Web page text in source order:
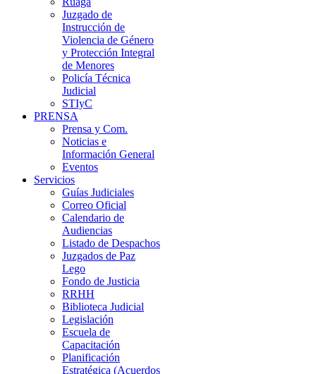
Juzgado de
Instrucción de
Violencia de Género
y Protección Integral
de Menores
Policía Técnica
Judicial
STIyC
PRENSA
Prensa y Com.
Noticias e
Información General
Eventos
Servicios
Guías Judiciales
Correo Oficial
Calendario de
Audiencias
Listado de Despachos
Juzgados de Paz
Lego
Fondo de Justicia
RRHH
Biblioteca Judicial
Legislación
Escuela de
Capacitación
Planificación
Estratégica (Acuerdos